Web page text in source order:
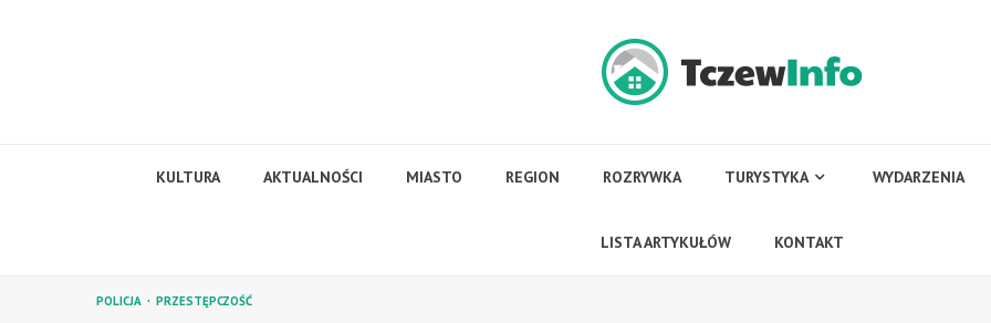
KULTURA AKTUALNOŚCI MIASTO REGION ROZRYWKA TURYSTYKA WYDARZENIA
LISTA ARTYKUŁÓW KONTAKT
POLICJA PRZESTĘPCZOŚĆ